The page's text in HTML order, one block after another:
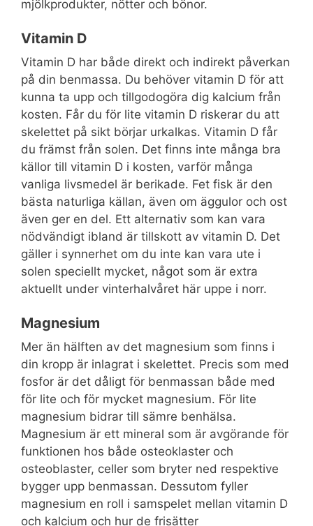
mjölkprodukter, nötter och bönor.
Vitamin D
Vitamin D har både direkt och indirekt påverkan
på din benmassa. Du behöver vitamin D för att
kunna ta upp och tillgodogöra dig kalcium från
kosten. Får du för lite vitamin D riskerar du att
skelettet på sikt börjar urkalkas. Vitamin D får
du främst från solen. Det finns inte många bra
källor till vitamin D i kosten, varför många
vanliga livsmedel är berikade. Fet fisk är den
bästa naturliga källan, även om äggulor och ost
även ger en del. Ett alternativ som kan vara
nödvändigt ibland är tillskott av vitamin D. Det
gäller i synnerhet om du inte kan vara ute i
solen speciellt mycket, något som är extra
aktuellt under vinterhalvåret här uppe i norr.
Magnesium
Mer än hälften av det magnesium som finns i
din kropp är inlagrat i skelettet. Precis som med
fosfor är det dåligt för benmassan både med
för lite och för mycket magnesium. För lite
magnesium bidrar till sämre benhälsa.
Magnesium är ett mineral som är avgörande för
funktionen hos både osteoklaster och
osteoblaster, celler som bryter ned respektive
bygger upp benmassan. Dessutom fyller
magnesium en roll i samspelet mellan vitamin D
och kalcium och hur de frisätter